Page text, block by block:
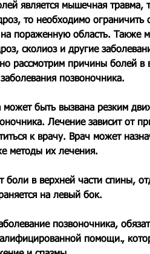
является мышечная травма,
то необходимо ограничить
пораженную область. Также
сколиоз и другие
рассмотрим причины болей в
позвоночника.
быть вызвана резким
Лечение зависит от
к врачу. Врач может
методы их лечения.
боли в верхней части спины,
на левый бок.
позвоночника,
помощи.,